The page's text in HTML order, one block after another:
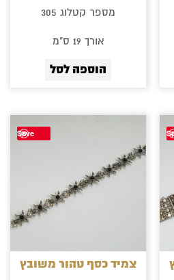
מספר קטלוג 305
אורך 19 ס"מ
הוספה לסל
טווח
Save
צמיד כסף טהור משובץ
למוצר
סוגים.
לבחור